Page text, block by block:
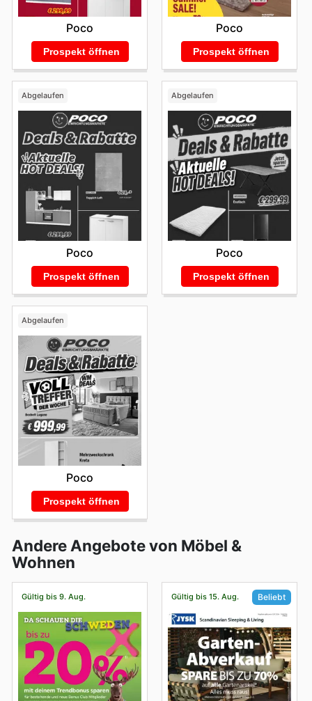
Poco
Prospekt öffnen
Poco
Prospekt öffnen
Abgelaufen
Poco
Prospekt öffnen
Abgelaufen
Poco
Prospekt öffnen
Abgelaufen
Poco
Prospekt öffnen
Andere Angebote von Möbel &
Wohnen
Gültig bis 9. Aug. Gültig bis 15. Aug. Beliebt